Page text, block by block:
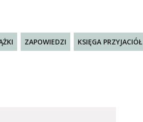
ZAPOWIEDZI KSIĘGA PRZYJACIÓŁ